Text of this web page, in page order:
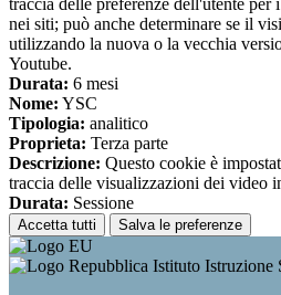
traccia delle preferenze dell'utente
nei siti; può anche determinare se il
utilizzando la nuova o la vecchia
Youtube.
Durata: 6 mesi
Nome: YSC
Tipologia: analitico
Proprieta: Terza parte
Descrizione: Questo cookie è
traccia delle visualizzazioni dei video
Durata: Sessione
Accetta tutti Salva le preferenze
Istituto Istruzione